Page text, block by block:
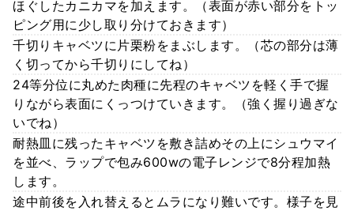
ほぐしたカニカマを加えます。（表面が赤い部分をトッ
ピング用に少し取り分けておきます）
千切りキャベツに片栗粉をまぶします。（芯の部分は薄
く切ってから千切りにしてね）
24等分位に丸めた肉種に先程のキャベツを軽く手で握
りながら表面にくっつけていきます。（強く握り過ぎな
いでね）
耐熱皿に残ったキャベツを敷き詰めその上にシュウマイ
を並べ、ラップで包み600wの電子レンジで8分程加熱
します。
途中前後を入れ替えるとムラになり難いです。様子を見